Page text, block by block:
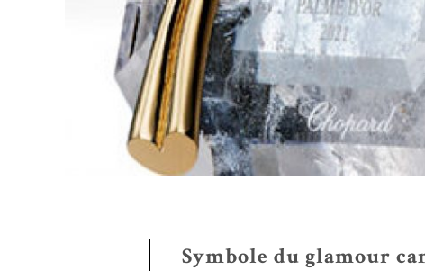
Symbole du glamour